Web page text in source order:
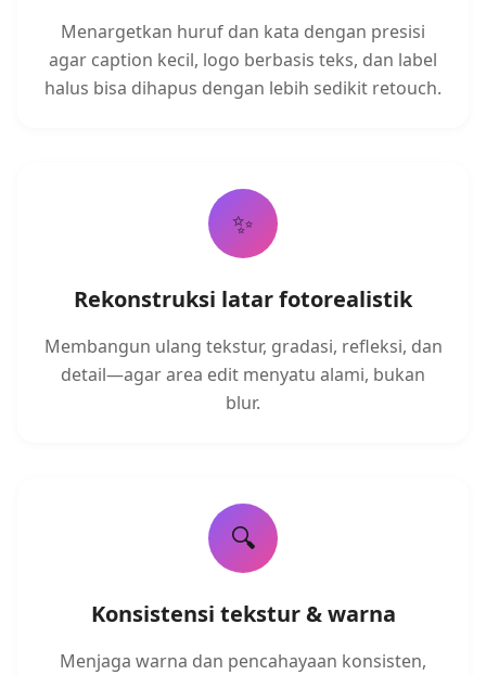
Menargetkan huruf dan kata dengan presisi
agar caption kecil, logo berbasis teks, dan label
halus bisa dihapus dengan lebih sedikit retouch.
✨
Rekonstruksi latar fotorealistik
Membangun ulang tekstur, gradasi, refleksi, dan
detail—agar area edit menyatu alami, bukan
blur.
🔍
Konsistensi tekstur & warna
Menjaga warna dan pencahayaan konsisten,